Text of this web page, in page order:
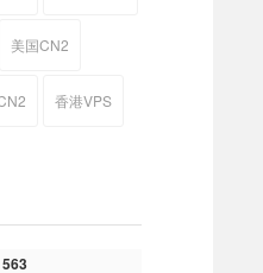
美国CN2
香港VPS
563